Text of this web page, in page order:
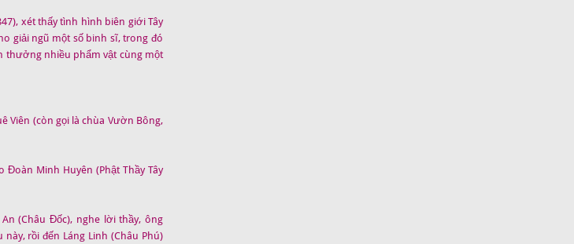
xét thấy tình hình biên giới Tây
giải ngũ một số binh sĩ, trong đó
thưởng nhiều phẩm vật cùng một
Viên (còn gọi là chùa Vườn Bông,
Minh Huyên (Phật Thầy Tây
(Châu Đốc), nghe lời thầy, ông
rồi đến Láng Linh (Châu Phú)